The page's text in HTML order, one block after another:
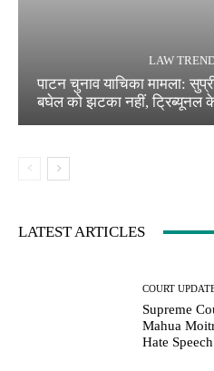
LAW
पाटन चुनाव याचिका मामला:
बघेल को झटका नहीं, ट्रिब्यूनल
LATEST ARTICLES
COURT
Supreme
Mahua
Hate